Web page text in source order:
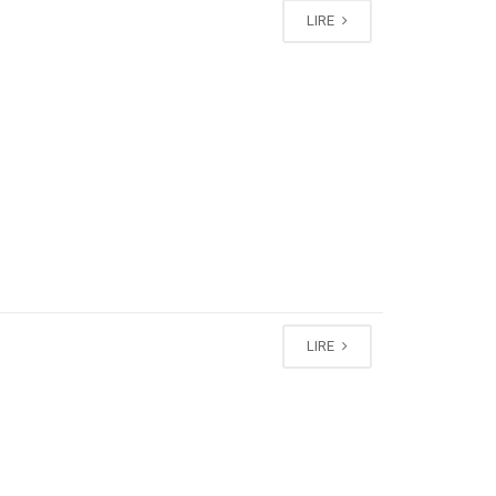
LIRE
LIRE